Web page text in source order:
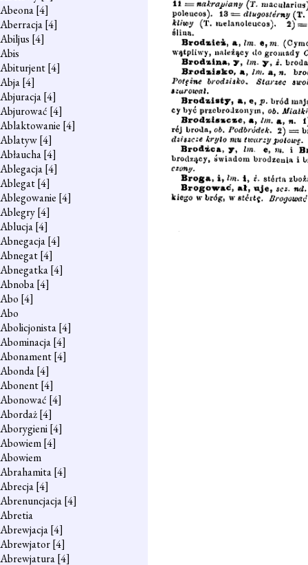
Abeona[4]
Aberracja[4]
Abiljus [4]
Abis
Abiturjent[4]
Abja[4]
Abjuracja[4]
Abjurować [4]
Ablaktowanie [4]
Ablatyw[4]
Abłaucha[4]
Ablegacja[4]
Ablegat[4]
Ablegowanie [4]
Ablegry[4]
Ablucja[4]
Abnegacja[4]
Abnegat[4]
Abnegatka[4]
Abnoba[4]
Abo [4]
Abo
Abolicjonista[4]
Abominacja[4]
Abonament[4]
Abonda[4]
Abonent[4]
Abonować [4]
Abordaż[4]
Aborygieni[4]
Abowiem[4]
Abowiem
Abrahamita[4]
Abrecja[4]
Abrenuncjacja[4]
Abretia
Abrewjacja[4]
Abrewjator[4]
Abrewjatura[4]